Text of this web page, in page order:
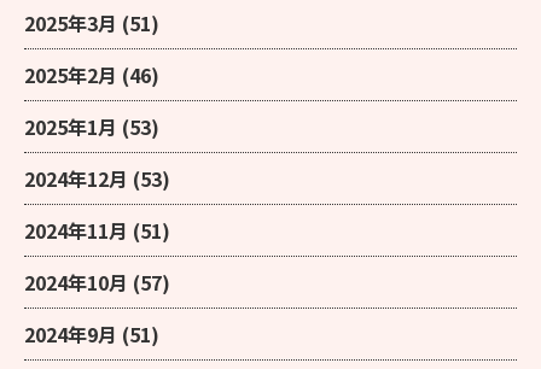
2025年3月 (51)
2025年2月 (46)
2025年1月 (53)
2024年12月 (53)
2024年11月 (51)
2024年10月 (57)
2024年9月 (51)